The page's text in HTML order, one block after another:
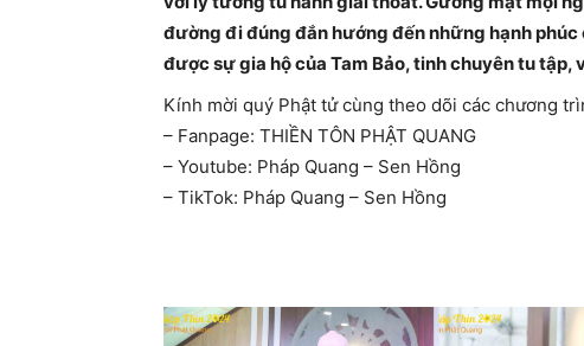
đường đi đúng đắn hướng đến những hạnh
được sự gia hộ của Tam Bảo, tinh chuyên tu
Kính mời quý Phật tử cùng theo dõi các chương
– Fanpage: THIỀN TÔN PHẬT QUANG
– Youtube: Pháp Quang – Sen Hồng
– TikTok: Pháp Quang – Sen Hồng